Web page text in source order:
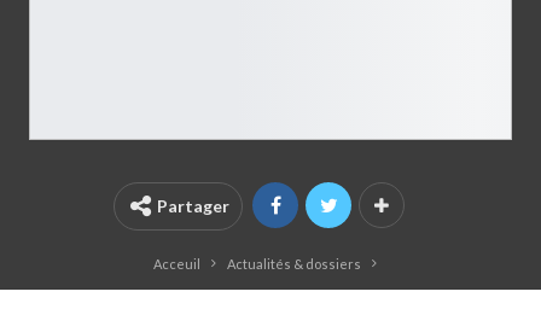
Partager
Acceuil Actualités & dossiers